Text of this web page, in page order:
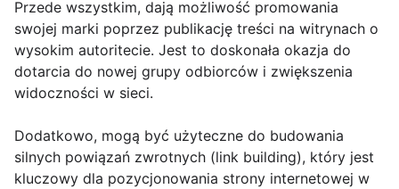
Przede wszystkim, dają możliwość promowania
swojej marki poprzez publikację treści na witrynach o
wysokim autoritecie. Jest to doskonała okazja do
dotarcia do nowej grupy odbiorców i zwiększenia
widoczności w sieci.
Dodatkowo, mogą być użyteczne do budowania
silnych powiązań zwrotnych (link building), który jest
kluczowy dla pozycjonowania strony internetowej w